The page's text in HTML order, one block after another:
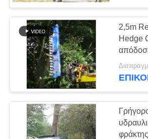
ΠΕΡΊΠΟΥ
ΕΜΕΊΣ
ΓΎΡΟΣ
ΕΡΓΟΣΤΑΣΊΩΝ
ΠΟΙΟΤΙΚΌΣ
ΈΛΕΓΧΟΣ
Εκσκαφέας
σωρό
οδήγησης
2,5m
Hedge
&amp;